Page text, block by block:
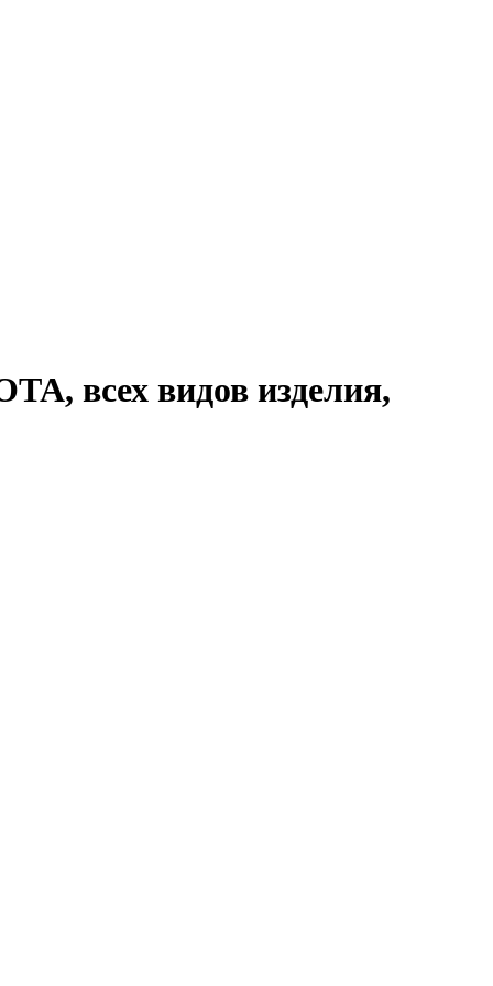
всех видов изделия,